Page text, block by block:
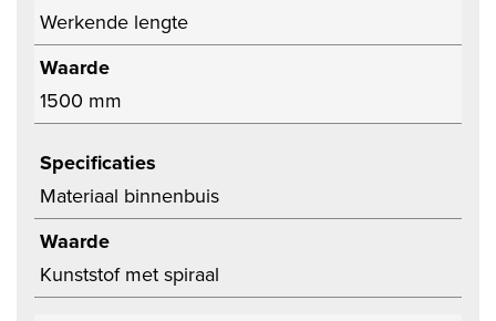
Werkende lengte
Waarde
1500 mm
Specificaties
Materiaal binnenbuis
Waarde
Kunststof met spiraal